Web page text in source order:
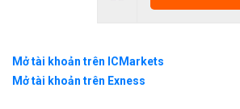
Mở tài khoản trên ICMarkets
Mở tài khoản trên Exness